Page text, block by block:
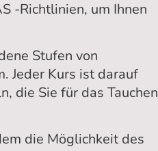
-Richtlinien, um Ihnen
Stufen von
Jeder Kurs ist darauf
die Sie für das Tauchen
die Möglichkeit des